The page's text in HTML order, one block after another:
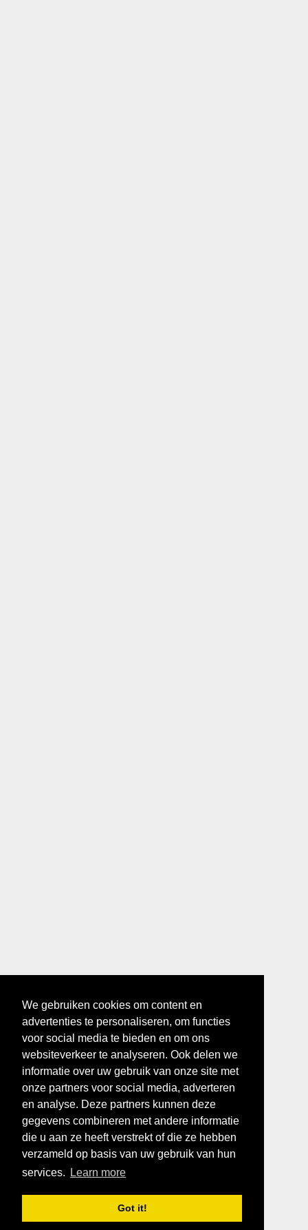
We gebruiken cookies om content en
advertenties te personaliseren, om functies
voor social media te bieden en om ons
websiteverkeer te analyseren. Ook delen we
informatie over uw gebruik van onze site met
onze partners voor social media, adverteren
en analyse. Deze partners kunnen deze
gegevens combineren met andere informatie
die u aan ze heeft verstrekt of die ze hebben
verzameld op basis van uw gebruik van hun
services.
Learn more
Got it!